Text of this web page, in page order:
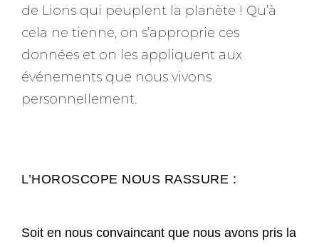
de Lions qui peuplent la planète ! Qu’à
cela ne tienne, on s’approprie ces
données et on les appliquent aux
événements que nous vivons
personnellement.
L’HOROSCOPE NOUS RASSURE :
Soit en nous convaincant que nous avons pris la